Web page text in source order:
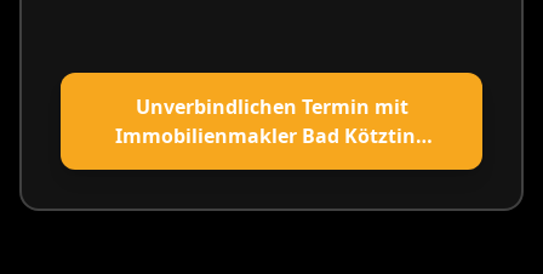
Unverbindlichen Termin mit
Immobilienmakler Bad Kötzting
vereinbaren